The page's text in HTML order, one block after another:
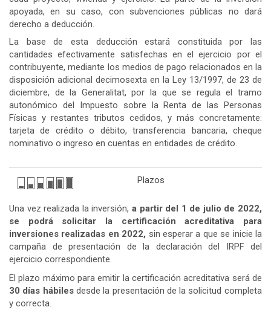
apoyada, en su caso, con subvenciones públicas no dará
derecho a deducción.
La base de esta deducción estará constituida por las
cantidades efectivamente satisfechas en el ejercicio por el
contribuyente, mediante los medios de pago relacionados en la
disposición adicional decimosexta en la Ley 13/1997, de 23 de
diciembre, de la Generalitat, por la que se regula el tramo
autonómico del Impuesto sobre la Renta de las Personas
Físicas y restantes tributos cedidos, y más concretamente:
tarjeta de crédito o débito, transferencia bancaria, cheque
nominativo o ingreso en cuentas en entidades de crédito.
Plazos
Una vez realizada la inversión, a partir del 1 de julio de 2022,
se podrá solicitar la certificación acreditativa para
inversiones realizadas en 2022, sin esperar a que se inicie la
campaña de presentación de la declaración del IRPF del
ejercicio correspondiente.
El plazo máximo para emitir la certificación acreditativa será de
30 días hábilesdesde la presentación de la solicitud completa
y correcta.